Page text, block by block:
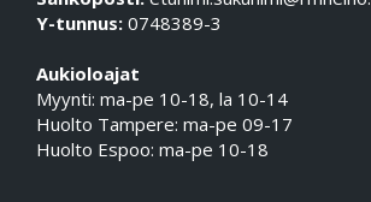
Y-tunnus: 0748389-3
Aukioloajat
Myynti: ma-pe 10-18, la 10-14
Huolto Tampere: ma-pe 09-17
Huolto Espoo: ma-pe 10-18